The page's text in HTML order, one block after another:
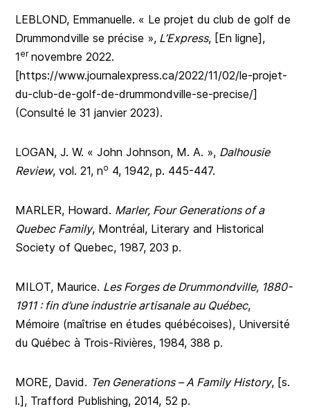
LEBLOND, Emmanuelle. « Le projet du club de golf de
Drummondville se précise », L’Express, [En ligne],
1 ernovembre 2022.
[https://www.journalexpress.ca/2022/11/02/le-projet-
du-club-de-golf-de-drummondville-se-precise/]
(Consulté le 31 janvier 2023).
LOGAN, J. W. « John Johnson, M. A. », Dalhousie
Review, vol. 21, no 4, 1942, p. 445-447.
MARLER, Howard. Marler, Four Generations of a
Quebec Family, Montréal, Literary and Historical
Society of Quebec, 1987, 203 p.
MILOT, Maurice. Les Forges de Drummondville, 1880-
1911 : fin d’une industrie artisanale au Québec,
Mémoire (maîtrise en études québécoises), Université
du Québec à Trois-Rivières, 1984, 388 p.
MORE, David. Ten Generations – A Family History, [s.
l.], Trafford Publishing, 2014, 52 p.